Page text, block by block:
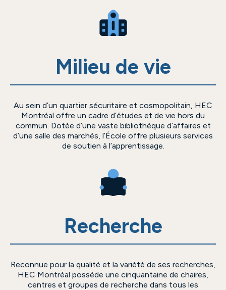
Milieu de vie
Au sein d’un quartier sécuritaire et cosmopolitain, HEC
Montréal offre un cadre d’études et de vie hors du
commun. Dotée d’une vaste bibliothèque d’affaires et
d’une salle des marchés, l’École offre plusieurs services
de soutien à l’apprentissage.
Recherche
Reconnue pour la qualité et la variété de ses recherches,
HEC Montréal possède une cinquantaine de chaires,
centres et groupes de recherche dans tous les